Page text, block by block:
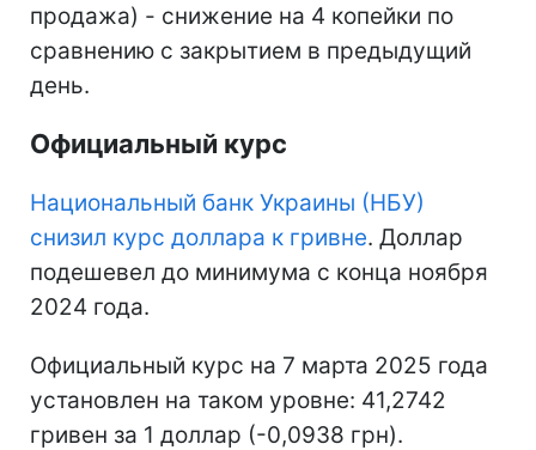
продажа) - снижение на 4 копейки по
сравнению с закрытием в предыдущий
день.
Официальный курс
Национальный банк Украины (НБУ)
снизил курс доллара к гривне. Доллар
подешевел до минимума с конца ноября
2024 года.
Официальный курс на 7 марта 2025 года
установлен на таком уровне: 41,2742
гривен за 1 доллар (-0,0938 грн).